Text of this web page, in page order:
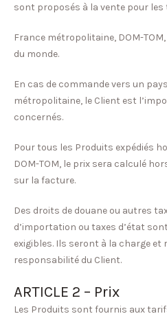
sont proposés à la vente pour
France métropolitaine, DOM-
du monde.
En cas de commande vers un
métropolitaine, le Client est
concernés.
Pour tous les Produits expédiés
DOM-TOM, le prix sera calculé
sur la facture.
Des droits de douane ou autres
d’importation ou taxes d’état
exigibles. Ils seront à la charge et
responsabilité du Client.
ARTICLE 2 – Prix
Les Produits sont fournis aux